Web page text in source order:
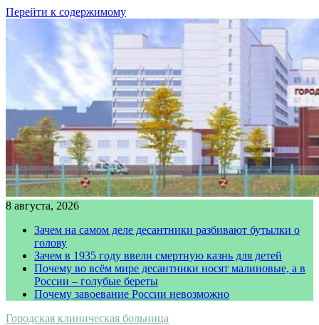
Перейти к содержимому
8 августа, 2026
Зачем на самом деле десантники разбивают бутылки о
голову
Зачем в 1935 году ввели смертную казнь для детей
Почему во всём мире десантники носят малиновые, а в
России – голубые береты
Почему завоевание России невозможно
Городская клиническая больница